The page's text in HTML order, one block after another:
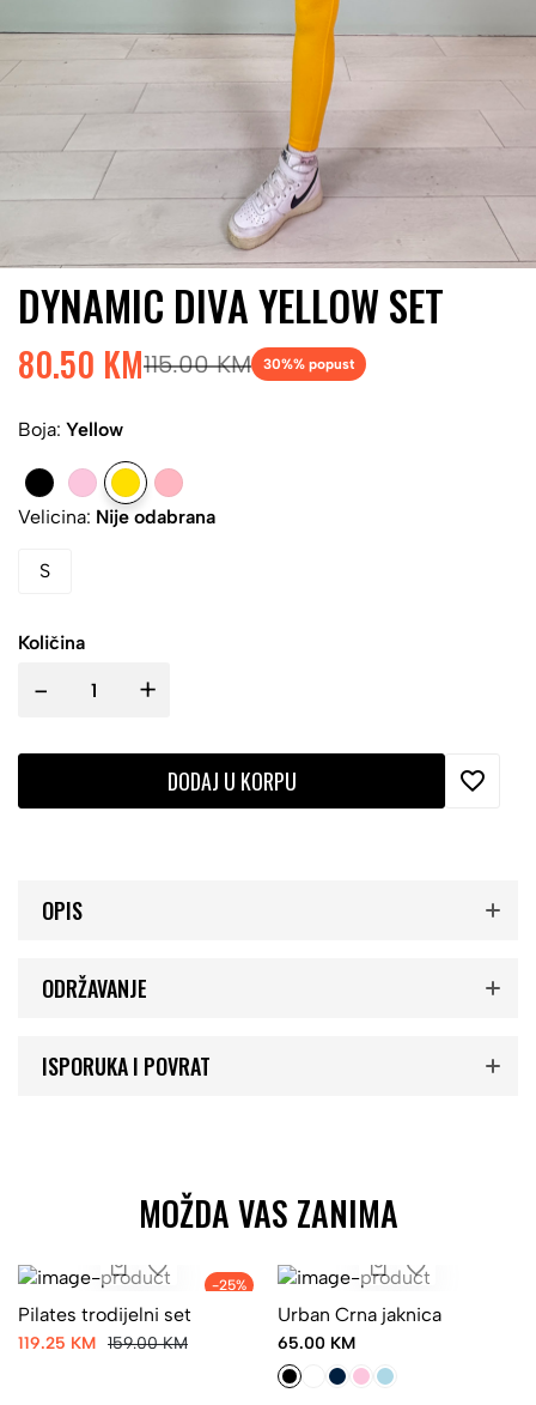
DYNAMIC DIVA YELLOW SET
80.50 KM115.00 KM 30%% popust
Boja: Yellow
Velicina: Nije odabrana
S
Količina
- +
DODAJ U KORPU
OPIS
ODRŽAVANJE
ISPORUKA I POVRAT
MOŽDA VAS ZANIMA
-25%
Pilates trodijelni set
119.25 KM 159.00 KM
Urban Crna jaknica
65.00 KM